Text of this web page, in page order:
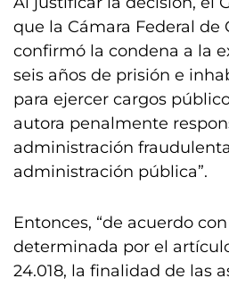
que la Cámara Federal de
confirmó la condena a la
seis años de prisión e
para ejercer cargos
autora penalmente
administración
administración pública”.
Entonces, “de acuerdo
determinada por el
24.018, la finalidad de las